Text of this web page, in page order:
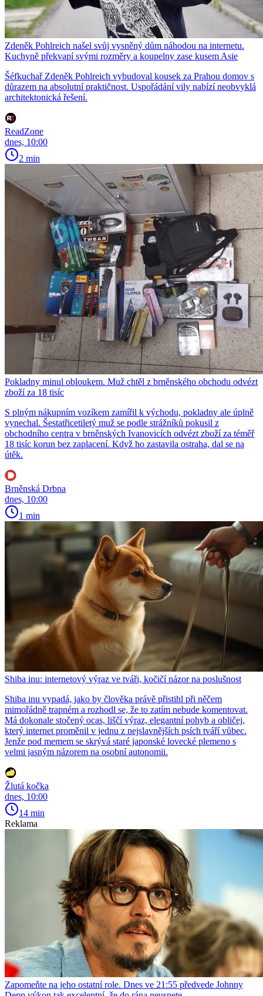
Zdeněk Pohlreich našel svůj vysněný dům náhodou na internetu.
Kuchyně překvapí svými rozměry a koupelny zase kusem Asie
Šéfkuchař Zdeněk Pohlreich vybudoval kousek za Prahou domov s
důrazem na absolutní praktičnost. Uspořádání vily nabízí neobvyklá
architektonická řešení.
ReadZone
dnes, 10:00
2 min
Pokladny minul obloukem. Muž chtěl z brněnského obchodu odvézt
zboží za 18 tisíc
S plným nákupním vozíkem zamířil k východu, pokladny ale úplně
vynechal. Šestatřicetiletý muž se podle strážníků pokusil z
obchodního centra v brněnských Ivanovicích odvézt zboží za téměř
18 tisíc korun bez zaplacení. Když ho zastavila ostraha, dal se na
útěk.
Brněnská Drbna
dnes, 10:00
1 min
Shiba inu: internetový výraz ve tváři, kočičí názor na poslušnost
Shiba inu vypadá, jako by člověka právě přistihl při něčem
mimořádně trapném a rozhodl se, že to zatím nebude komentovat.
Má dokonale stočený ocas, liščí výraz, elegantní pohyb a obličej,
který internet proměnil v jednu z nejslavnějších psích tváří vůbec.
Jenže pod memem se skrývá staré japonské lovecké plemeno s
velmi jasným názorem na osobní autonomii.
Žlutá kočka
dnes, 10:00
14 min
Reklama
Zapomeňte na jeho ostatní role. Dnes ve 21:55 předvede Johnny